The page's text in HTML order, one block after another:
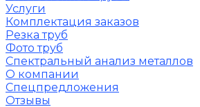
Услуги
Комплектация заказов
Резка труб
Фото труб
Спектральный анализ металлов
О компании
Спецпредложения
Отзывы